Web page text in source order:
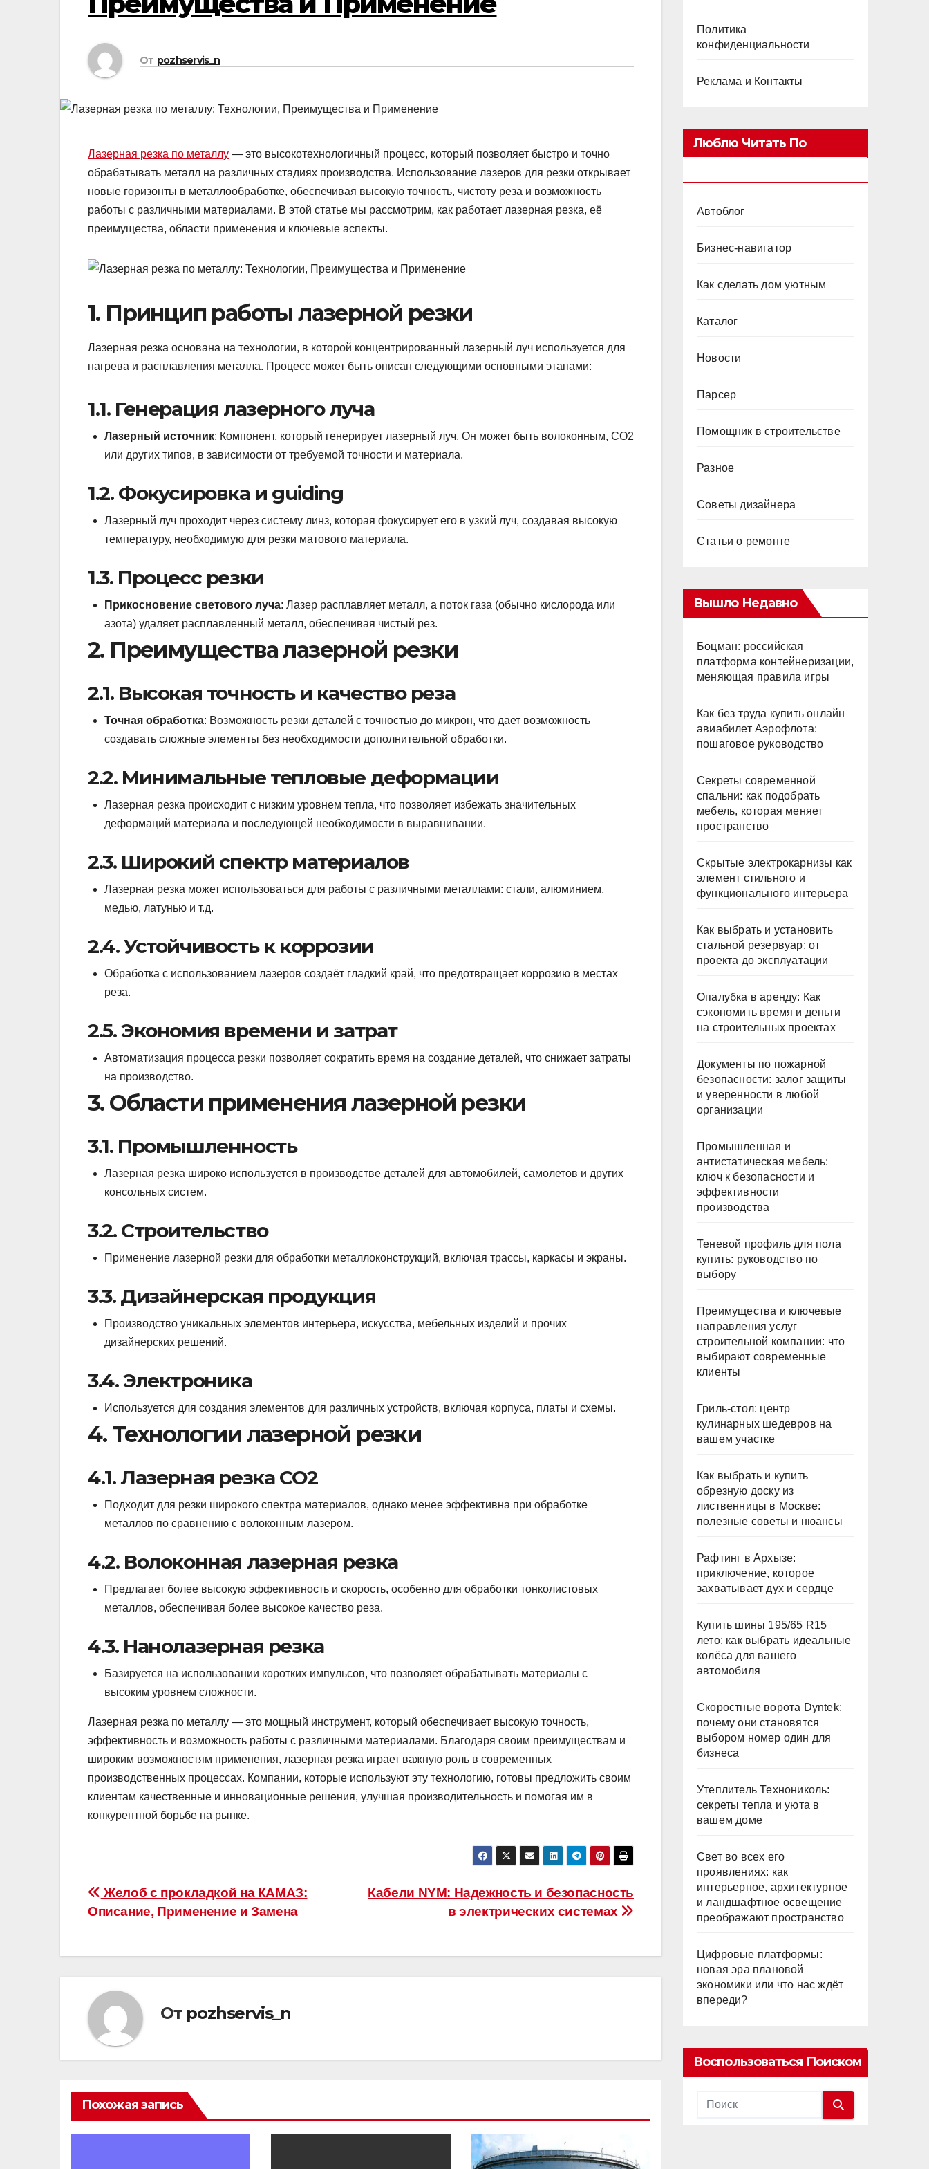
От pozhservis_n
Лазерная резка по металлу — это высокотехнологичный процесс, который позволяет быстро и точно
обрабатывать металл на различных стадиях производства. Использование лазеров для резки открывает
новые горизонты в металлообработке, обеспечивая высокую точность, чистоту реза и возможность
работы с различными материалами. В этой статье мы рассмотрим, как работает лазерная резка, её
преимущества, области применения и ключевые аспекты.
1. Принцип работы лазерной резки
Лазерная резка основана на технологии, в которой концентрированный лазерный луч используется для
нагрева и расплавления металла. Процесс может быть описан следующими основными этапами:
1.1. Генерация лазерного луча
Лазерный источник: Компонент, который генерирует лазерный луч. Он может быть волоконным, CO2
или других типов, в зависимости от требуемой точности и материала.
1.2. Фокусировка и guiding
Лазерный луч проходит через систему линз, которая фокусирует его в узкий луч, создавая высокую
температуру, необходимую для резки матового материала.
1.3. Процесс резки
Прикосновение светового луча: Лазер расплавляет металл, а поток газа (обычно кислорода или
азота) удаляет расплавленный металл, обеспечивая чистый рез.
2. Преимущества лазерной резки
2.1. Высокая точность и качество реза
Точная обработка: Возможность резки деталей с точностью до микрон, что дает возможность
создавать сложные элементы без необходимости дополнительной обработки.
2.2. Минимальные тепловые деформации
Лазерная резка происходит с низким уровнем тепла, что позволяет избежать значительных
деформаций материала и последующей необходимости в выравнивании.
2.3. Широкий спектр материалов
Лазерная резка может использоваться для работы с различными металлами: стали, алюминием,
медью, латунью и т.д.
2.4. Устойчивость к коррозии
Обработка с использованием лазеров создаёт гладкий край, что предотвращает коррозию в местах
реза.
2.5. Экономия времени и затрат
Автоматизация процесса резки позволяет сократить время на создание деталей, что снижает затраты
на производство.
3. Области применения лазерной резки
3.1. Промышленность
Лазерная резка широко используется в производстве деталей для автомобилей, самолетов и других
консольных систем.
3.2. Строительство
Применение лазерной резки для обработки металлоконструкций, включая трассы, каркасы и экраны.
3.3. Дизайнерская продукция
Производство уникальных элементов интерьера, искусства, мебельных изделий и прочих
дизайнерских решений.
3.4. Электроника
Используется для создания элементов для различных устройств, включая корпуса, платы и схемы.
4. Технологии лазерной резки
4.1. Лазерная резка CO2
Подходит для резки широкого спектра материалов, однако менее эффективна при обработке
металлов по сравнению с волоконным лазером.
4.2. Волоконная лазерная резка
Предлагает более высокую эффективность и скорость, особенно для обработки тонколистовых
металлов, обеспечивая более высокое качество реза.
4.3. Нанолазерная резка
Базируется на использовании коротких импульсов, что позволяет обрабатывать материалы с
высоким уровнем сложности.
Лазерная резка по металлу — это мощный инструмент, который обеспечивает высокую точность,
эффективность и возможность работы с различными материалами. Благодаря своим преимуществам и
широким возможностям применения, лазерная резка играет важную роль в современных
производственных процессах. Компании, которые используют эту технологию, готовы предложить своим
клиентам качественные и инновационные решения, улучшая производительность и помогая им в
конкурентной борьбе на рынке.
Навигация
по
записям
Кабели NYM: Надежность и безопасность
в электрических системах
Желоб с прокладкой на КАМАЗ:
Описание, Применение и Замена
От pozhservis_n
Похожая запись
Политика
конфиденциальности
Реклама и Контакты
Люблю Читать По
Автоблог
Бизнес-навигатор
Как сделать дом уютным
Каталог
Новости
Парсер
Помощник в строительстве
Разное
Советы дизайнера
Статьи о ремонте
Вышло Недавно
Боцман: российская
платформа контейнеризации,
меняющая правила игры
Как без труда купить онлайн
авиабилет Аэрофлота:
пошаговое руководство
Секреты современной
спальни: как подобрать
мебель, которая меняет
пространство
Скрытые электрокарнизы как
элемент стильного и
функционального интерьера
Как выбрать и установить
стальной резервуар: от
проекта до эксплуатации
Опалубка в аренду: Как
сэкономить время и деньги
на строительных проектах
Документы по пожарной
безопасности: залог защиты
и уверенности в любой
организации
Промышленная и
антистатическая мебель:
ключ к безопасности и
эффективности
производства
Теневой профиль для пола
купить: руководство по
выбору
Преимущества и ключевые
направления услуг
строительной компании: что
выбирают современные
клиенты
Гриль-стол: центр
кулинарных шедевров на
вашем участке
Как выбрать и купить
обрезную доску из
лиственницы в Москве:
полезные советы и нюансы
Рафтинг в Архызе:
приключение, которое
захватывает дух и сердце
Купить шины 195/65 R15
лето: как выбрать идеальные
колёса для вашего
автомобиля
Скоростные ворота Dyntek:
почему они становятся
выбором номер один для
бизнеса
Утеплитель Технониколь:
секреты тепла и уюта в
вашем доме
Свет во всех его
проявлениях: как
интерьерное, архитектурное
и ландшафтное освещение
преображают пространство
Цифровые платформы:
новая эра плановой
экономики или что нас ждёт
впереди?
Воспользоваться Поиском